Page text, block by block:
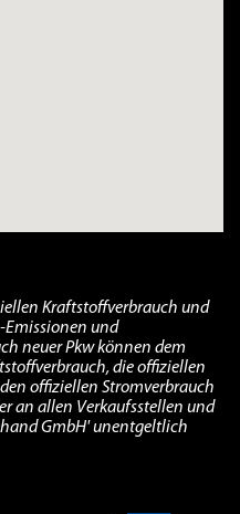
Kraftstoffverbrauch und
Emissionen und
neuer Pkw können dem
die offiziellen
offiziellen Stromverbrauch
an allen Verkaufsstellen und
GmbH' unentgeltlich